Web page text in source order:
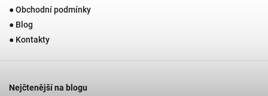
● Obchodní podmínky
● Blog
● Kontakty
Nejčtenější na blogu